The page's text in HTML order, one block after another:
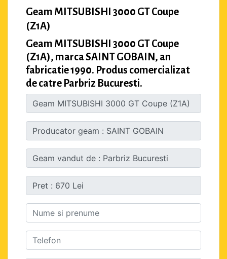
Geam MITSUBISHI 3000 GT Coupe
(Z1A)
Geam MITSUBISHI 3000 GT Coupe
(Z1A), marca SAINT GOBAIN, an
fabricatie 1990. Produs comercializat
de catre Parbriz Bucuresti.